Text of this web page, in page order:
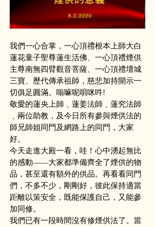
我們一心合掌，一心頂禮根本上師大白
蓮花童子聖尊蓮生活佛、一心頂禮煙供
主尊南無四臂觀音菩薩、一心頂禮壇城
三寶、歷代傳承祖師，慈悲加持開示一
切俱足圓滿。嗡嘛呢唄咪吽!
敬愛的蓮央上師﹑蓮姜法師﹑蓮究法師
﹑兩位助教，及今日所有參與煙供法的
師兄師姐同門及網路上的同門，大家
好。
今天走進大殿一看，哇！心中湧起無比
的感動——大家都準備齊全了煙供的物
品，甚至還有額外的供品。再看看同門
們，不多不少，剛剛好，彼此保持適當
距離以策安全，既能保護自己，又能參
加同修。
我們已有一段時間沒有修煙供法了。當